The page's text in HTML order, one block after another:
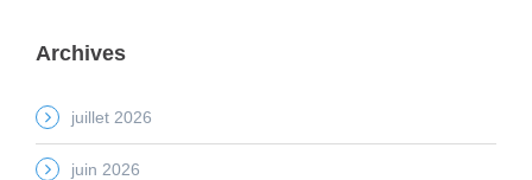
Archives
juillet 2026
juin 2026